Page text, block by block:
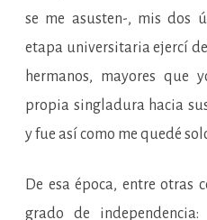
se me asusten-, mis dos
etapa universitaria ejercí
hermanos, mayores que
propia singladura hacia
y fue así como me quedé
De esa época, entre otras
grado de